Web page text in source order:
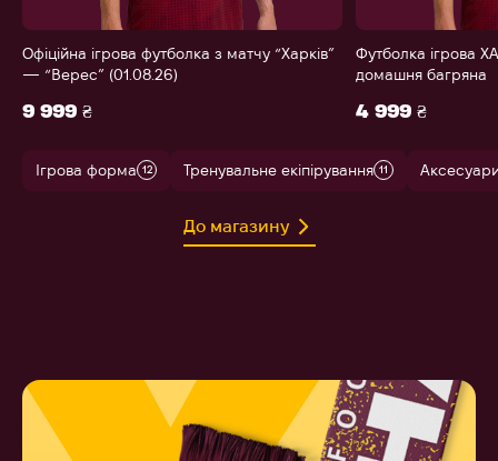
Офіційна ігрова футболка з матчу “Харків”
— “Верес” (01.08.26)
9 999 ₴
Футболка ігрова
домашня багряна
4 999 ₴
Ігрова форма 12 Тренувальне екіпірування 11
До магазину